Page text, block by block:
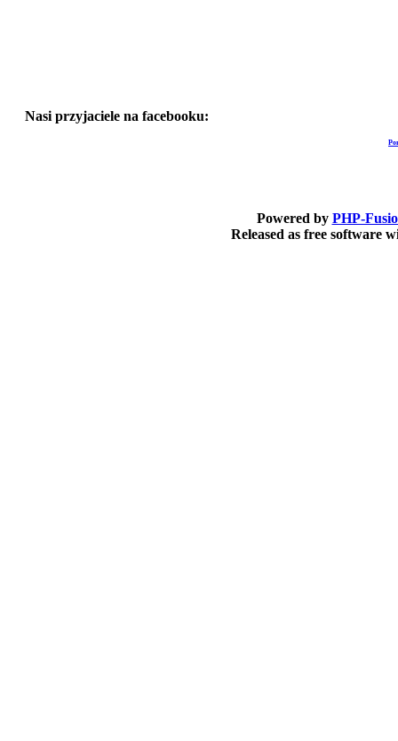
Nasi przyjaciele na facebooku:
Powered by PHP-
Released as free software